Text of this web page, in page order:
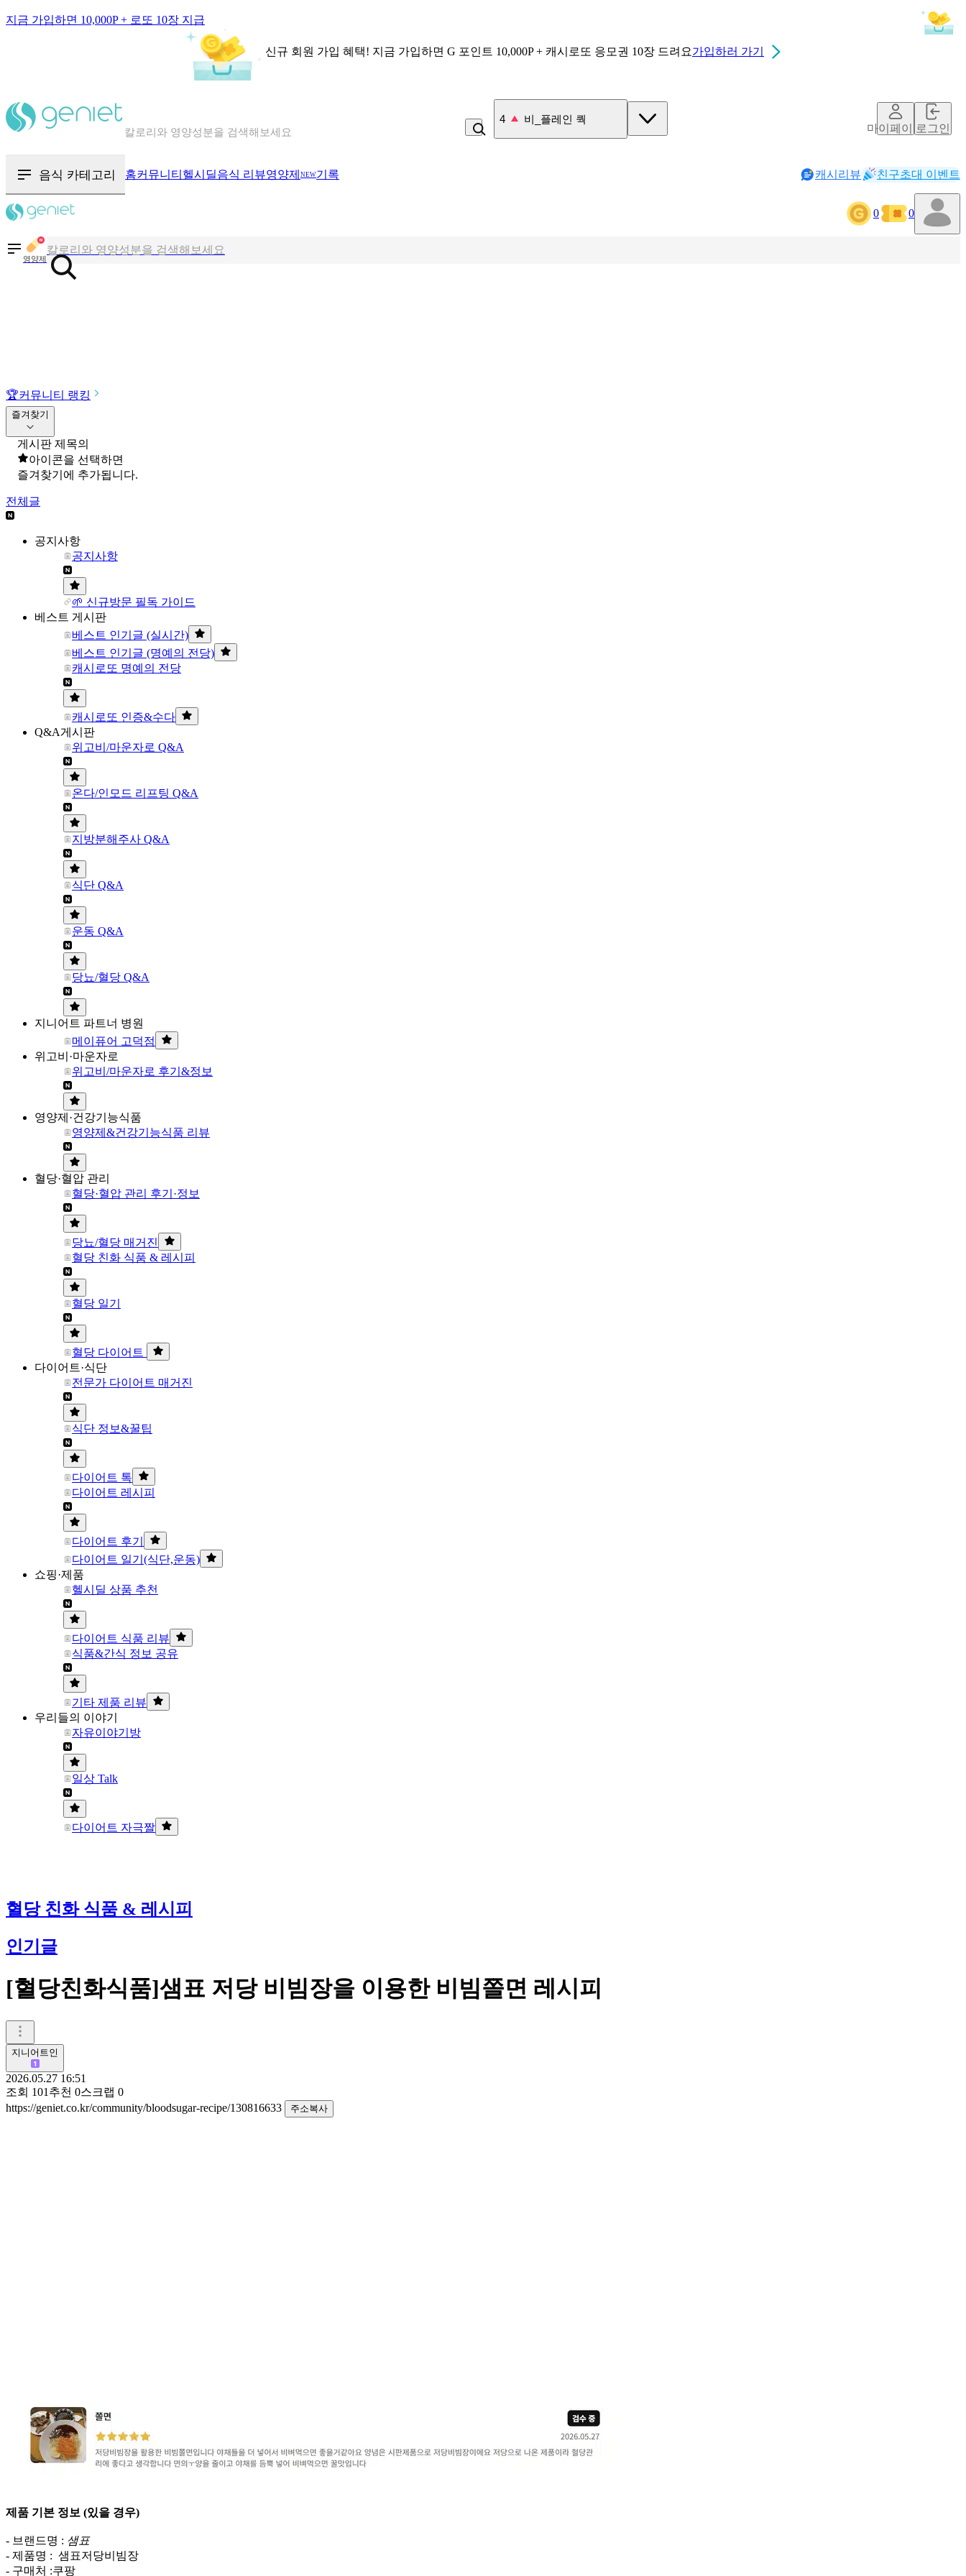
지금 가입하면 10,000P + 로또 10장 지급
신규 회원 가입 혜택! 지금 가입하면 G 포인트 10,000P + 캐시로또 응모권 10장 드려요가입하러 가기
혈당 · 다이어트 음식 검색해보세요
4 비_플레인 쿽
마이페이지로그인
음식 카테고리 홈커뮤니티 헬시딜음식 리뷰영양제 NEW기록 캐시리뷰 친구초대 이벤트
0 0
영양제혈당 · 다이어트 음식 검색해보세요
음식 · 영양제 리뷰를 찾아보세요
🏆커뮤니티 랭킹
즐겨찾기
게시판 제목의
아이콘을 선택하면
즐겨찾기에 추가됩니다.
전체글
공지사항
공지사항
🌱 신규방문 필독 가이드
베스트 게시판
베스트 인기글 (실시간)
베스트 인기글 (명예의 전당)
캐시로또 명예의 전당
캐시로또 인증&수다
Q&A게시판
위고비/마운자로 Q&A
온다/인모드 리프팅 Q&A
지방분해주사 Q&A
식단 Q&A
운동 Q&A
당뇨/혈당 Q&A
지니어트 파트너 병원
메이퓨어 고덕점
위고비·마운자로
위고비/마운자로 후기&정보
영양제·건강기능식품
영양제&건강기능식품 리뷰
혈당·혈압 관리
혈당·혈압 관리 후기·정보
당뇨/혈당 매거진
혈당 친화 식품 & 레시피
혈당 일기
혈당 다이어트
다이어트·식단
전문가 다이어트 매거진
식단 정보&꿀팁
다이어트 톡
다이어트 레시피
다이어트 후기
다이어트 일기(식단,운동)
쇼핑·제품
헬시딜 상품 추천
다이어트 식품 리뷰
식품&간식 정보 공유
기타 제품 리뷰
우리들의 이야기
자유이야기방
일상 Talk
다이어트 자극짤
혈당 친화 식품 & 레시피
인기글
[혈당친화식품]샘표 저당 비빔장을 이용한 비빔쫄면 레시피
지니어트인
2026.05.27 16:51
조회 101 추천 0스크랩 0
https://geniet.co.kr/community/bloodsugar-recipe/130816633
주소복사
제품 기본 정보 (있을 경우)
- 브랜드명 : 샘표
- 제품명 : 샘표저당비빔장
- 구매처 :쿠팡